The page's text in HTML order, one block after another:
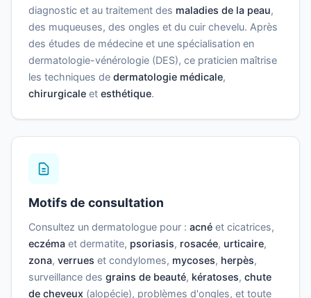
diagnostic et au traitement des maladies de la peau,
des muqueuses, des ongles et du cuir chevelu. Après
des études de médecine et une spécialisation en
dermatologie-vénérologie (DES), ce praticien maîtrise
les techniques de dermatologie médicale,
chirurgicale et esthétique.
Motifs de consultation
Consultez un dermatologue pour : acné et cicatrices,
eczéma et dermatite, psoriasis, rosacée, urticaire,
zona, verrues et condylomes, mycoses, herpès,
surveillance des grains de beauté, kératoses, chute
de cheveux (alopécie), problèmes d'ongles, et toute